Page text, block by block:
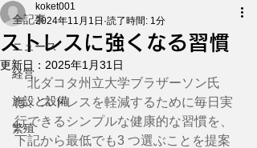
全記事
ニュース
経営
施設と設備
繁殖
ストレスに強くなる習慣
koket001
2024年11月1日 読了時間: 1分
更新日： 2025年1月31日
北ダコタ州立大学ブラザーソン氏
は、ストレスを軽減するために毎日実
行できるシンプルな健康的な習慣を、
下記から最低でも3 つ選ぶことを提案